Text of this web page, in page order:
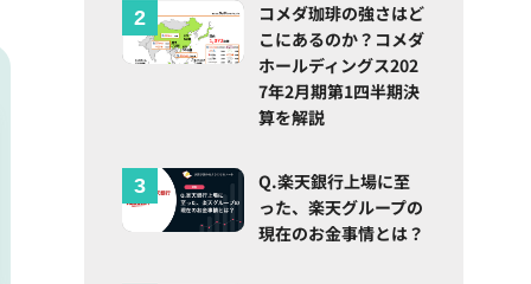
コメダ珈琲の強さはど
こにあるのか？コメダ
ホールディングス202
7年2月期第1四半期決
算を解説
Q.楽天銀行上場に至
った、楽天グループの
現在のお金事情とは？